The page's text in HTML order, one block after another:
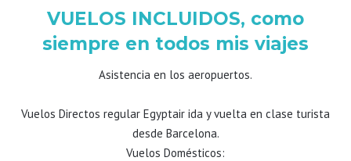
VUELOS INCLUIDOS, como
siempre en todos mis viajes
Asistencia en los aeropuertos.
Vuelos Directos regular Egyptair ida y vuelta en clase turista
desde Barcelona.
Vuelos Domésticos: